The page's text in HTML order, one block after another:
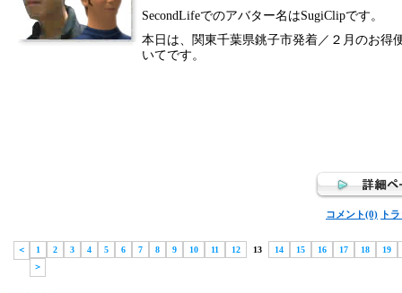
SecondLifeでのアバター名はSugiClipです。
本日は、関東千葉県銚子市発着／２月のお得
いてです。
コメント(0) ト
＜ 1 2 3 4 5 6 7 8 9 10 11 12 13 14 15 16 17 18 19
＞